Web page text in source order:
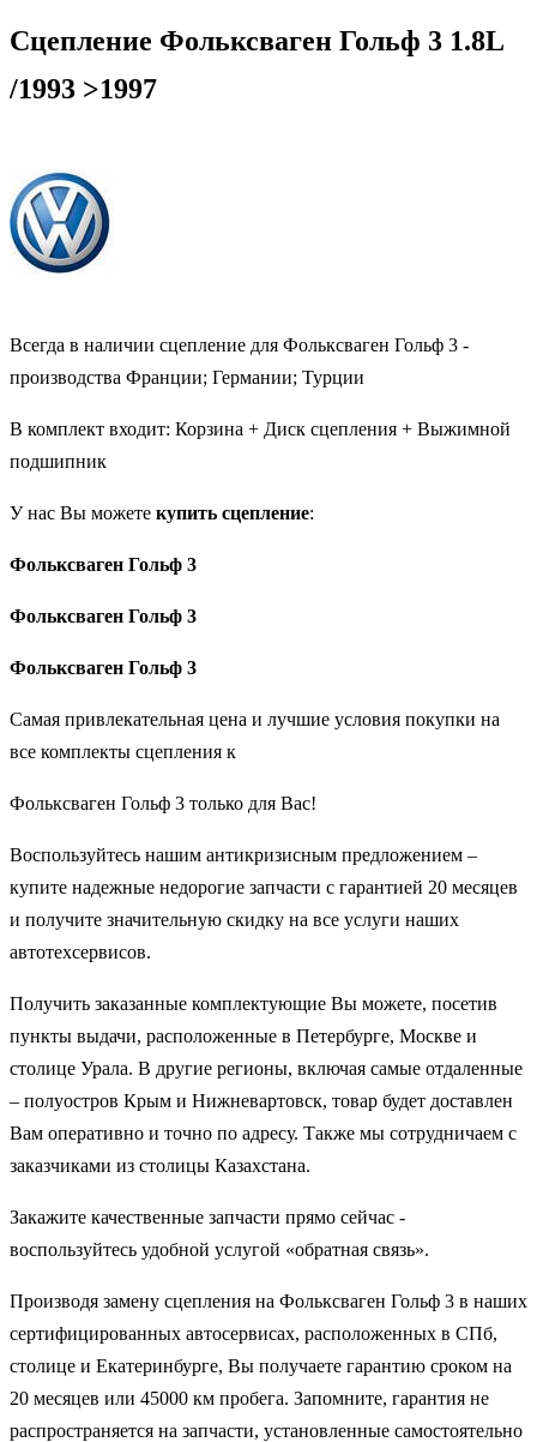
Сцепление Фольксваген Гольф 3 1.8L
/1993 >1997
Всегда в наличии сцепление для Фольксваген Гольф 3 -
производства Франции; Германии; Турции
В комплект входит: Корзина + Диск сцепления + Выжимной
подшипник
У нас Вы можете купить сцепление:
Фольксваген Гольф 3
Фольксваген Гольф 3
Фольксваген Гольф 3
Самая привлекательная цена и лучшие условия покупки на
все комплекты сцепления к
Фольксваген Гольф 3 только для Вас!
Воспользуйтесь нашим антикризисным предложением –
купите надежные недорогие запчасти с гарантией 20 месяцев
и получите значительную скидку на все услуги наших
автотехсервисов.
Получить заказанные комплектующие Вы можете, посетив
пункты выдачи, расположенные в Петербурге, Москве и
столице Урала. В другие регионы, включая самые отдаленные
– полуостров Крым и Нижневартовск, товар будет доставлен
Вам оперативно и точно по адресу. Также мы сотрудничаем с
заказчиками из столицы Казахстана.
Закажите качественные запчасти прямо сейчас -
воспользуйтесь удобной услугой «обратная связь».
Производя замену сцепления на Фольксваген Гольф 3 в наших
сертифицированных автосервисах, расположенных в СПб,
столице и Екатеринбурге, Вы получаете гарантию сроком на
20 месяцев или 45000 км пробега. Запомните, гарантия не
распространяется на запчасти, установленные самостоятельно